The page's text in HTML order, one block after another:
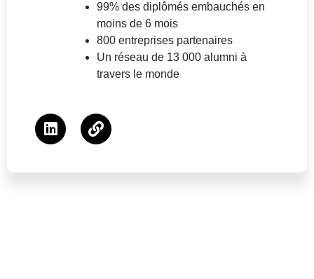
99% des diplômés embauchés en
moins de 6 mois
800 entreprises partenaires
Un réseau de 13 000 alumni à
travers le monde